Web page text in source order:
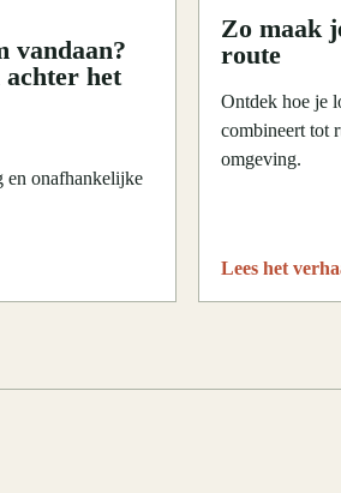
vandaan?
het
en onafhankelijke
Zo maak
route
Ontdek hoe je
combineert tot
omgeving.
Lees het